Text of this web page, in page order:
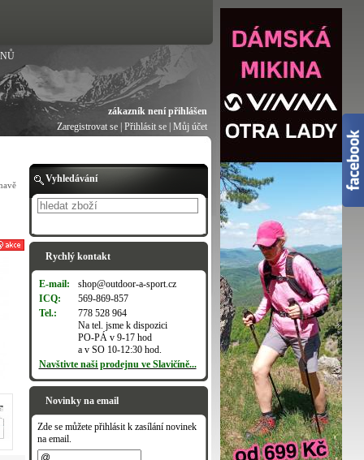
zákazník není přihlášen
Zaregistrovat se| Přihlásit se| Můj účet
Vyhledávání
Rychlý kontakt
E-mail:
shop@outdoor-a-sport.cz
ICQ:
569-869-857
Tel.:
778 528 964
Na tel. jsme k dispozici
PO-PÁ v 9-17 hod
a v SO 10-12:30 hod.
Navštivte naši prodejnu ve Slavičíně...
Novinky na email
Zde se můžete přihlásit k zasílání novinek
na email.